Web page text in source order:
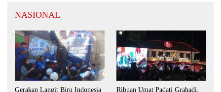
NASIONAL
Gerakan Langit Biru Indonesia
Ribuan Umat Padati Grahadi,